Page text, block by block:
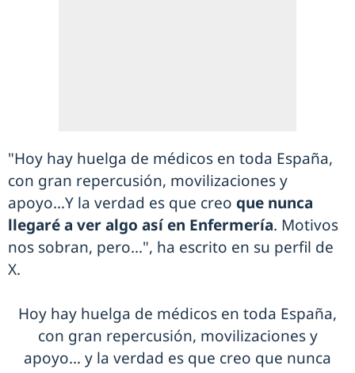
"Hoy hay huelga de médicos en toda España,
con gran repercusión, movilizaciones y
apoyo…Y la verdad es que creo que nunca
llegaré a ver algo así en Enfermería. Motivos
nos sobran, pero…", ha escrito en su perfil de
X.
Hoy hay huelga de médicos en toda España,
con gran repercusión, movilizaciones y
apoyo… y la verdad es que creo que nunca